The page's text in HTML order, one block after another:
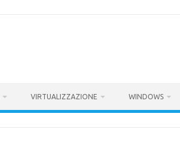
VIRTUALIZZAZIONE WINDOWS